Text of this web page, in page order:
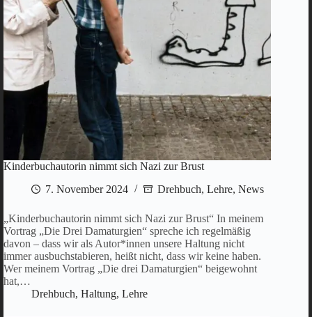
Kinderbuchautorin nimmt sich Nazi zur Brust
7. November 2024
Drehbuch, Lehre, News
„Kinderbuchautorin nimmt sich Nazi zur Brust“ In meinem
Vortrag „Die Drei Damaturgien“ spreche ich regelmäßig
davon – dass wir als Autor*innen unsere Haltung nicht
immer ausbuchstabieren, heißt nicht, dass wir keine haben.
Wer meinem Vortrag „Die drei Damaturgien“ beigewohnt
hat,…
Drehbuch, Haltung, Lehre